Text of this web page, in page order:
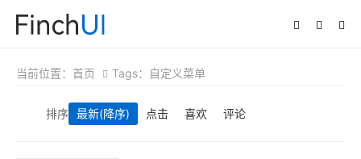
当前位置： 首页 Tags：自定义菜单
排序 最新(降序) 点击 喜欢 评论